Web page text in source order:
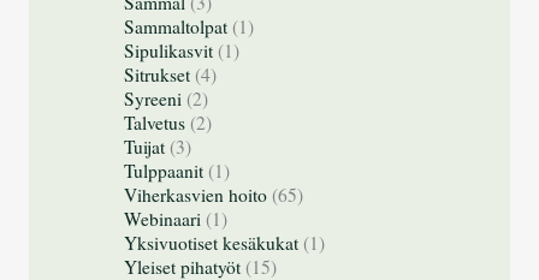
Sammaltolpat(1)
Sipulikasvit(1)
Sitrukset(4)
Syreeni (2)
Talvetus(2)
Tuijat(3)
Tulppaanit(1)
Viherkasvien hoito(65)
Webinaari (1)
Yksivuotiset kesäkukat(1)
Yleiset pihatyöt(15)